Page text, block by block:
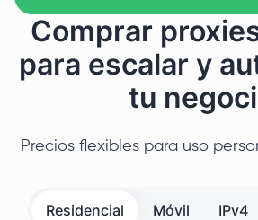
Comprar
para escalar y
tu
Precios flexibles para uso
Residencial Móvil IPv4